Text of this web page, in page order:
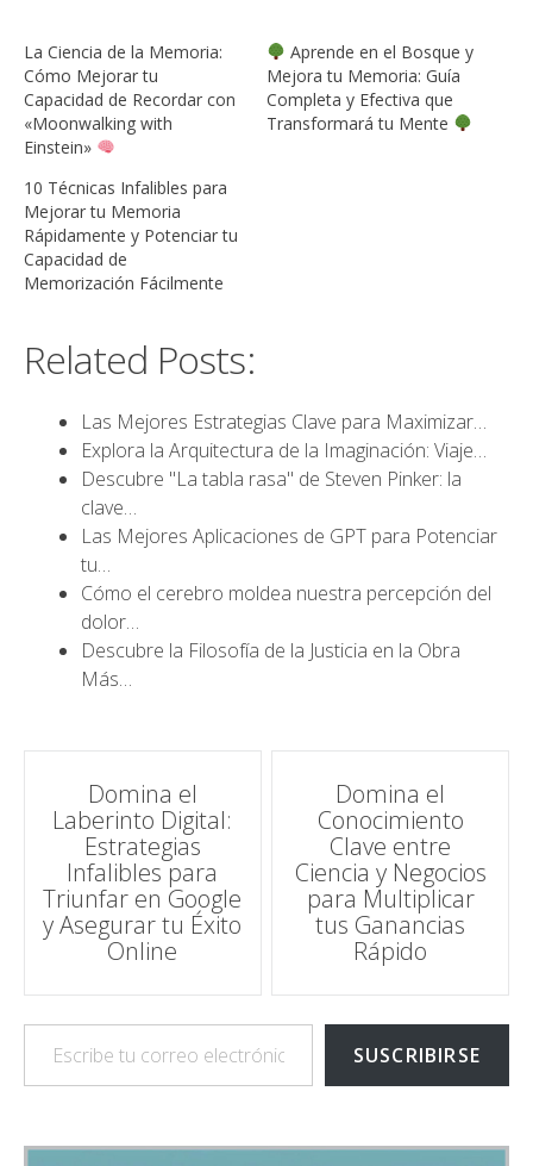
La Ciencia de la Memoria:
Cómo Mejorar tu
Capacidad de Recordar con
«Moonwalking with
Einstein»
Aprende en el Bosque y
Mejora tu Memoria: Guía
Completa y Efectiva que
Transformará tu Mente
10 Técnicas Infalibles para
Mejorar tu Memoria
Rápidamente y Potenciar tu
Capacidad de
Memorización Fácilmente
Related Posts:
Las Mejores Estrategias Clave para Maximizar…
Explora la Arquitectura de la Imaginación: Viaje…
Descubre "La tabla rasa" de Steven Pinker: la
clave…
Las Mejores Aplicaciones de GPT para Potenciar
tu…
Cómo el cerebro moldea nuestra percepción del
dolor…
Descubre la Filosofía de la Justicia en la Obra
Más…
Navegación
de
entradas
Domina el
Laberinto Digital:
Estrategias
Infalibles para
Triunfar en Google
y Asegurar tu Éxito
Online
Domina el
Conocimiento
Clave entre
Ciencia y Negocios
para Multiplicar
tus Ganancias
Rápido
Escribe tu correo electrónico…
SUSCRIBIRSE